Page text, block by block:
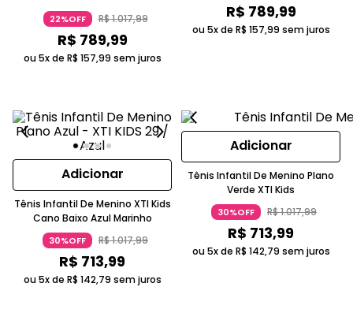
22%OFF R$1.017,99
R$ 789,99
ou 5x de R$ 157,99 sem juros
R$ 789,99
ou 5x de R$ 157,99 sem juros
Adicionar
Tênis Infantil De Menino XTI Kids
Cano Baixo Azul Marinho
30%OFF R$1.017,99
R$ 713,99
ou 5x de R$ 142,79 sem juros
Adicionar
Tênis Infantil De Menino Plano
Verde XTI Kids
30%OFF R$1.017,99
R$ 713,99
ou 5x de R$ 142,79 sem juros